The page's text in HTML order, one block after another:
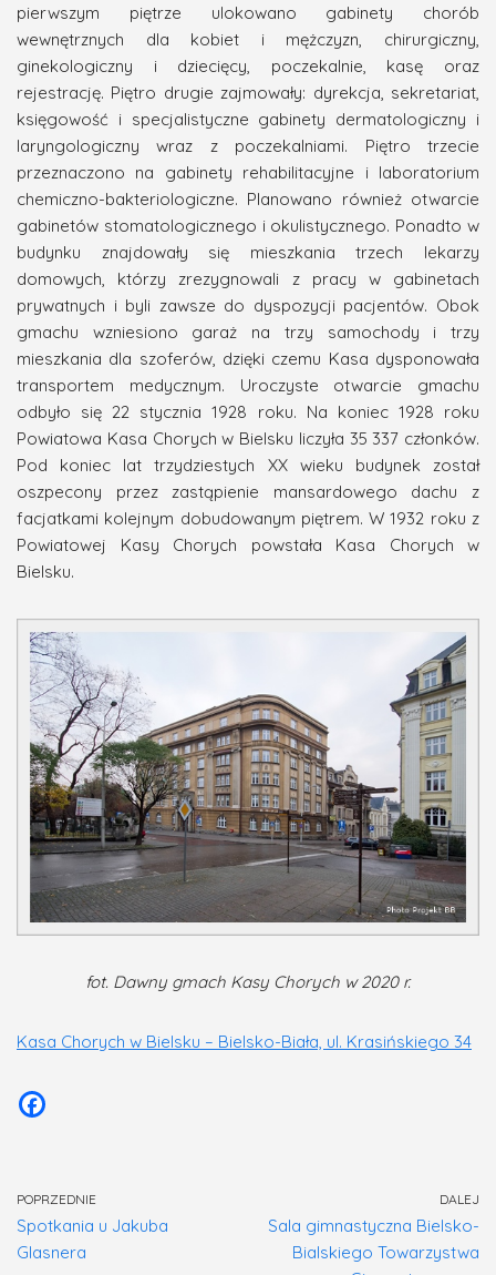
pierwszym piętrze ulokowano gabinety chorób
wewnętrznych dla kobiet i mężczyzn, chirurgiczny,
ginekologiczny i dziecięcy, poczekalnie, kasę oraz
rejestrację. Piętro drugie zajmowały: dyrekcja, sekretariat,
księgowość i specjalistyczne gabinety dermatologiczny i
laryngologiczny wraz z poczekalniami. Piętro trzecie
przeznaczono na gabinety rehabilitacyjne i laboratorium
chemiczno-bakteriologiczne. Planowano również otwarcie
gabinetów stomatologicznego i okulistycznego. Ponadto w
budynku znajdowały się mieszkania trzech lekarzy
domowych, którzy zrezygnowali z pracy w gabinetach
prywatnych i byli zawsze do dyspozycji pacjentów. Obok
gmachu wzniesiono garaż na trzy samochody i trzy
mieszkania dla szoferów, dzięki czemu Kasa dysponowała
transportem medycznym. Uroczyste otwarcie gmachu
odbyło się 22 stycznia 1928 roku. Na koniec 1928 roku
Powiatowa Kasa Chorych w Bielsku liczyła 35 337 członków.
Pod koniec lat trzydziestych XX wieku budynek został
oszpecony przez zastąpienie mansardowego dachu z
facjatkami kolejnym dobudowanym piętrem. W 1932 roku z
Powiatowej Kasy Chorych powstała Kasa Chorych w
Bielsku.
fot. Dawny gmach Kasy Chorych w 2020 r.
Kasa Chorych w Bielsku – Bielsko-Biała, ul. Krasińskiego 34
POPRZEDNIE
Spotkania u Jakuba
Glasnera
DALEJ
Sala gimnastyczna Bielsko-
Bialskiego Towarzystwa